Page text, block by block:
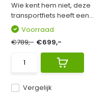
Wie kent hem niet, deze
transportfiets heeft een...
Vergelijk
Voorraad
€789,- €699,-